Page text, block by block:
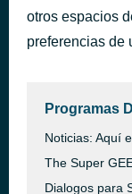
otros espacios
preferencias de
Programas
Noticias: Aquí
The Super
Dialogos para